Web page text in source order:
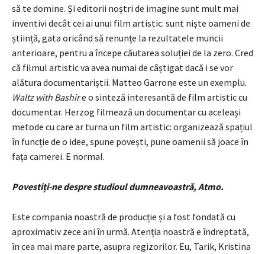
să te domine. Și editorii noștri de imagine sunt mult mai
inventivi decât cei ai unui film artistic: sunt niște oameni de
știință, gata oricând să renunțe la rezultatele muncii
anterioare, pentru a începe căutarea soluției de la zero. Cred
că filmul artistic va avea numai de câștigat dacă i se vor
alătura documentariștii. Matteo Garrone este un exemplu.
Waltz with Bashire o sinteză interesantă de film artistic cu
documentar. Herzog filmează un documentar cu aceleași
metode cu care ar turna un film artistic: organizează spațiul
în funcție de o idee, spune povești, pune oamenii să joace în
fața camerei. E normal.
Povestiți-ne despre studioul dumneavoastră, Atmo.
Este compania noastră de producție și a fost fondată cu
aproximativ zece ani în urmă. Atenția noastră e îndreptată,
în cea mai mare parte, asupra regizorilor. Eu, Tarik, Kristina